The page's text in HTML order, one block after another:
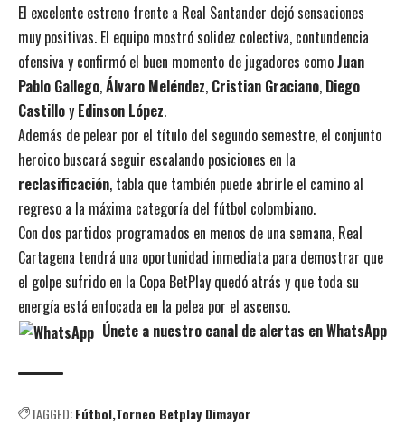
El excelente estreno frente a Real Santander dejó sensaciones
muy positivas. El equipo mostró solidez colectiva, contundencia
ofensiva y confirmó el buen momento de jugadores comoJuan
Pablo Gallego,Álvaro Meléndez, Cristian Graciano, Diego
Castilloy Edinson López.
Además de pelear por el título del segundo semestre, el conjunto
heroico buscará seguir escalando posiciones en la
reclasificación, tabla que también puede abrirle el camino al
regreso a la máxima categoría del fútbol colombiano.
Con dos partidos programados en menos de una semana, Real
Cartagena tendrá una oportunidad inmediata para demostrar que
el golpe sufrido en la Copa BetPlay quedó atrás y que toda su
energía está enfocada en la pelea por el ascenso.
Únete a nuestro canal de alertas en WhatsApp
TAGGED:Fútbol Torneo Betplay Dimayor